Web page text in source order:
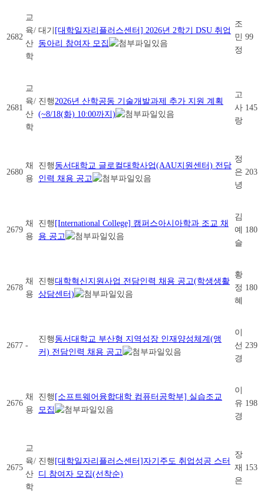
2682
교
육/
산
학
대기 [대학일자리플러스센터] 2026년 2학기 DSU 취업
동아리 참여자 모집
조
민
정
99
2681
교
육/
산
학
진행 2026년 산학공동 기술개발과제 추가 지원 계획
(~8/18(화) 10:00까지)
고
사
랑
145
2680
채
용
진행 동서대학교 글로컬대학사업(AAU지원센터) 전담
인력 채용 공고
정
은
녕
203
2679
채
용
진행 [International College] 캠퍼스아시아학과 조교 채
용 공고
김
예
슬
180
2678
채
용
진행대학혁신지원사업 전담인력 채용 공고(학생생활
상담센터)
황
정
혜
180
2677 -
진행 동서대학교 부산형 지역성장 인재양성체계(앵
커) 전담인력 채용 공고
이
선
경
239
2676
채
용
진행 [소프트웨어융합대학 컴퓨터공학부] 실습조교
모집
이
유
경
198
2675
교
육/
산
학
진행 [대학일자리플러스센터]자기주도 취업성공 스터
디 참여자 모집(선착순)
장
재
은
153